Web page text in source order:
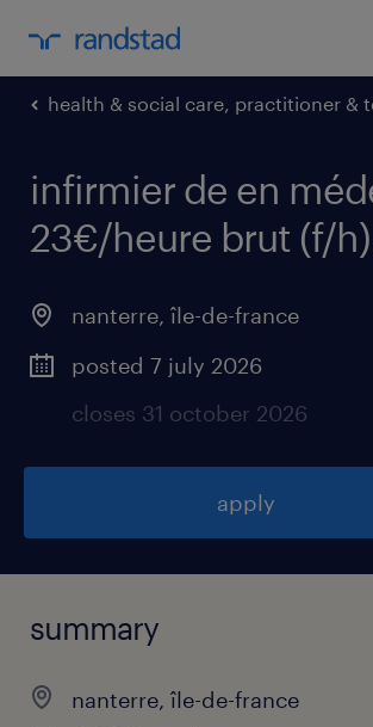
health & social care, practitioner &
infirmier de en
23€/heure brut (f/h)
nanterre, île-de-france
posted 7 july 2026
closes 31 october 2026
apply
summary
nanterre, île-de-france